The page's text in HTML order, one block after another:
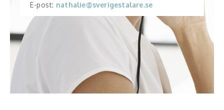
E-post: nathalie@sverigestalare.se